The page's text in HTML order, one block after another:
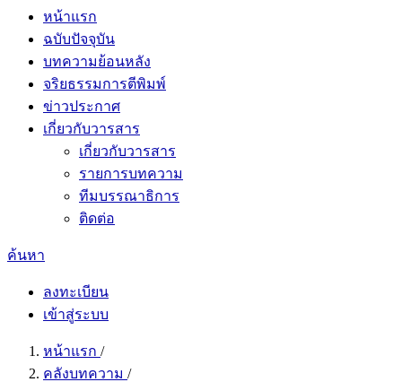
หน้าแรก
ฉบับปัจจุบัน
บทความย้อนหลัง
จริยธรรมการตีพิมพ์
ข่าวประกาศ
เกี่ยวกับวารสาร
เกี่ยวกับวารสาร
รายการบทความ
ทีมบรรณาธิการ
ติดต่อ
ค้นหา
ลงทะเบียน
เข้าสู่ระบบ
หน้าแรก /
คลังบทความ /